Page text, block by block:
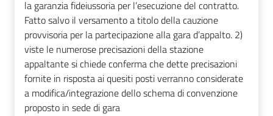
la garanzia fideiussoria per l’esecuzione del contratto.
Fatto salvo il versamento a titolo della cauzione
provvisoria per la partecipazione alla gara d’appalto. 2)
viste le numerose precisazioni della stazione
appaltante si chiede conferma che dette precisazioni
fornite in risposta ai quesiti posti verranno considerate
a modifica/integrazione dello schema di convenzione
proposto in sede di gara